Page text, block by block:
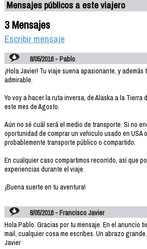
Mensajes públicos a este viajero
3 Mensajes
Escribir mensaje
8/05/2016 - Pablo
¡Hola Javier! Tu viaje suena apasionante, y
admirable.
Yo voy a hacer la ruta inversa, de Alaska a la Tierra
este mes de Agosto.
Aún no sé cuál será el medio de transporte. Si no
oportunidad de comprar un vehiculo usado en USA
probablemente transporte público o compartido.
En cualquier caso compartimos recorrido, así que
experiencias durante el viaje.
¡Buena suerte en tu aventura!
8/05/2016 - Francisco Javier
Hola Pablo. Gracias por tu mensaje. En el anuncio
mail, cualquier cosa me escribes. Un abrazo grande.
Javier